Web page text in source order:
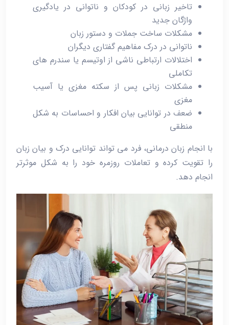
تاخیر زبانی در کودکان و ناتوانی در یادگیری
واژگان جدید
مشکلات ساخت جملات و دستور زبان
ناتوانی در درک مفاهیم گفتاری دیگران
اختلالات ارتباطی ناشی از اوتیسم یا سندرم‌ های
تکاملی
مشکلات زبانی پس از سکته مغزی یا آسیب
مغزی
ضعف در توانایی بیان افکار و احساسات به شکل
منطقی
با انجام زبان ‌درمانی، فرد می ‌تواند توانایی درک و بیان زبان
را تقویت کرده و تعاملات روزمره خود را به شکل موثرتر
انجام دهد.